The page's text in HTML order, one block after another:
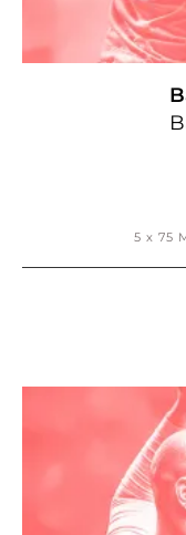
5 x 75